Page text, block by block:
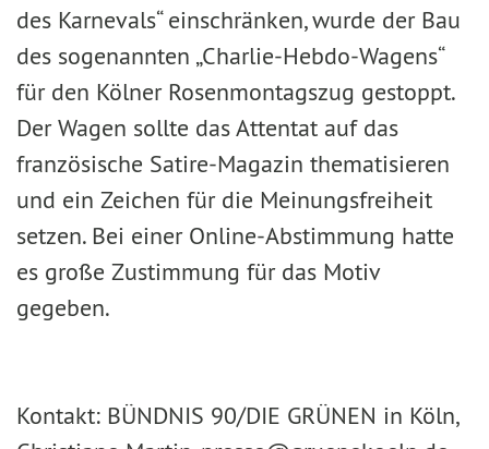
des Karnevals“ einschränken, wurde der Bau
des sogenannten „Charlie-Hebdo-Wagens“
für den Kölner Rosenmontagszug gestoppt.
Der Wagen sollte das Attentat auf das
französische Satire-Magazin thematisieren
und ein Zeichen für die Meinungsfreiheit
setzen. Bei einer Online-Abstimmung hatte
es große Zustimmung für das Motiv
gegeben.
Kontakt: BÜNDNIS 90/DIE GRÜNEN in Köln,